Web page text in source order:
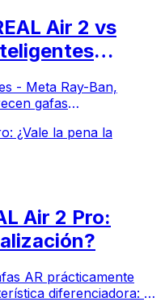
Air 2 vs
- Meta Ray-Ban,
gafas
completa.
¿Vale la pena la
Air 2 Pro:
AR prácticamente
diferenciadora: el